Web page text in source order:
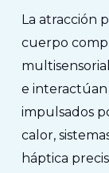
La atracción
cuerpo
e
impulsados
calor,
háptica